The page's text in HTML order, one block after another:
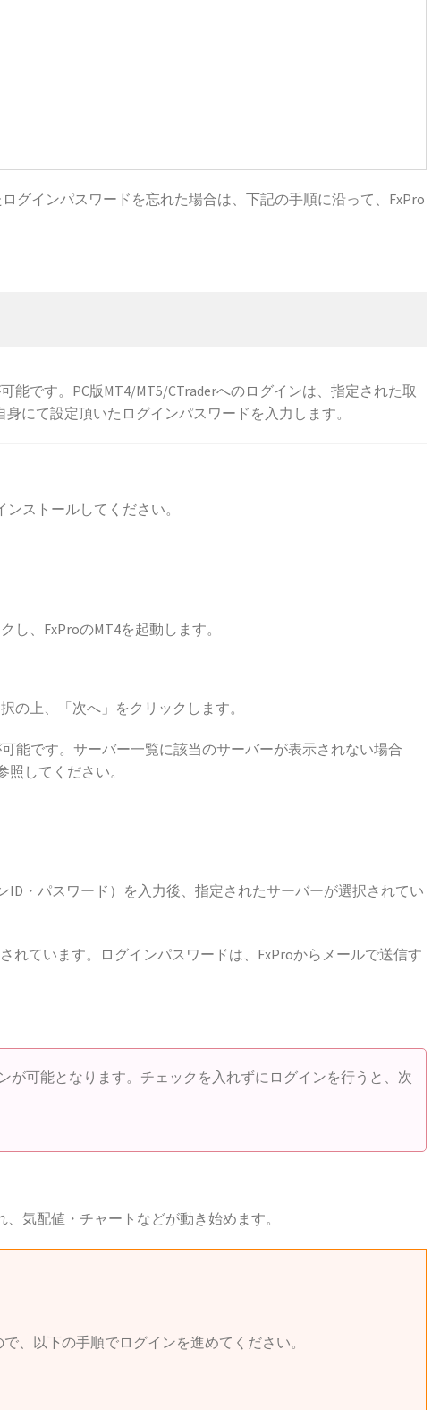
グインパスワードを忘れた場合は、下記の手順に沿って、FxPro
です。PC版MT4/MT5/CTraderへのログインは、指定された取
にて設定頂いたログインパスワードを入力します。
ストールしてください。
、FxProのMT4を起動します。
の上、「次へ」をクリックします。
能です。サーバー一覧に該当のサーバーが表示されない場合
してください。
・パスワード）を入力後、指定されたサーバーが選択されてい
れています。ログインパスワードは、FxProからメールで送信す
が可能となります。チェックを入れずにログインを行うと、次
気配値・チャートなどが動き始めます。
、以下の手順でログインを進めてください。